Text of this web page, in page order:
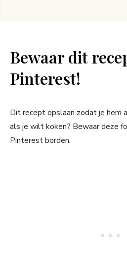
Bewaar dit
Pinterest!
Dit recept opslaan zodat je hem
als je wilt koken? Bewaar deze
Pinterest borden.